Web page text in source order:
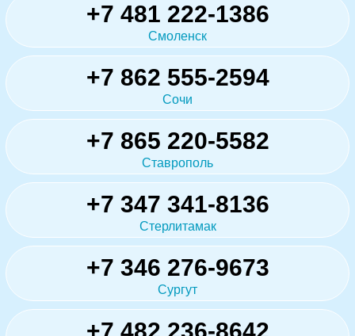
+7 481 222-1386
Смоленск
+7 862 555-2594
Сочи
+7 865 220-5582
Ставрополь
+7 347 341-8136
Стерлитамак
+7 346 276-9673
Сургут